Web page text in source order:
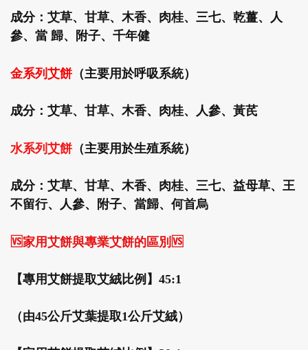
成分：艾草、甘草、木香、肉桂、三七、乾薑、人
參、當 歸、附子、千年健
金系列艾餅 （主要用於呼吸系統）
成分：艾草、甘草、木香、肉桂、人參、黃芪
水系列艾餅 （主要用於生殖系統）
成分：艾草、甘草、木香、肉桂、三七、益母草、王
不留行、人參、附子、當歸、何首烏
🆚家用艾餅與專業艾餅的區別 🆚
【專用艾餅提取艾絨比例】45:1
（由45公斤艾葉提取1公斤艾絨）